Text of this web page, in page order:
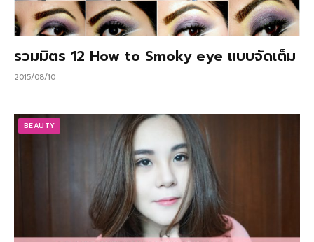
รวมมิตร 12 How to Smoky eye แบบจัดเต็ม
2015/08/10
BEAUTY